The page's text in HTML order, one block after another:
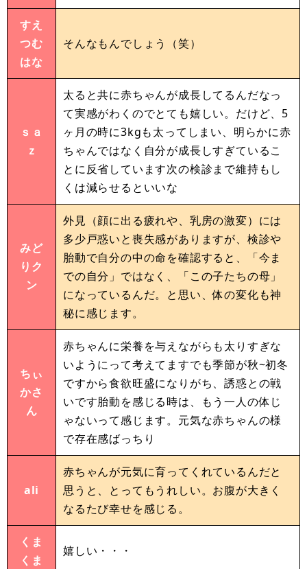
すえ
つむ
はな
そんなもんでしょう（笑）
ｓａ
ｚ
太ると共に赤ちゃんが成長してるんだなっ
て実感がわくのでとても嬉しい。だけど、5
ヶ月の時に3kgも太ってしまい、明らかに赤
ちゃんではなく自分が成長しすぎているこ
とに反省しています次の検診まで維持もし
くは減らせるといいな
みど
りク
ン
外見（顔に出る疲れや、乳房の激変）には
多少戸惑いと喪失感がありますが、検診や
胎動で自分の中の命を確認すると、「今ま
での自分」ではなく、「この子たちの母」
になっているんだ。と思い、体の変化も神
秘に感じます。
ちぃ
かさ
ん
赤ちゃんに栄養を与えながらも太りすぎな
いようにって考えてますでも季節が秋~初冬
ですから食欲旺盛になりがち、誘惑との戦
いです胎動を感じる時は、もう一人の体じ
ゃないって感じます。元気な赤ちゃんの様
で存在感ばっちり
ali
赤ちゃんが元気に育ってくれているんだと
思うと、とってもうれしい。お腹が大きく
なるたび幸せを感じる。
くま
くま
嬉しい・・・